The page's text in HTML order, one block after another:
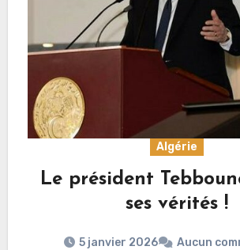
Algérie
Le président
ses vérités !
5 janvier 2026 Aucun